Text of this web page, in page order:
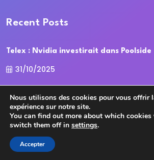
Recent Posts
Telex : Nvidia investirait dans Poolside
31/10/2025
La Cour des comptes recadre la
31/10/2025
Nous utilisons des cookies pour vous offrir
expérience sur notre site.
You can find out more about which cookies
switch them off in settings.
Accepter